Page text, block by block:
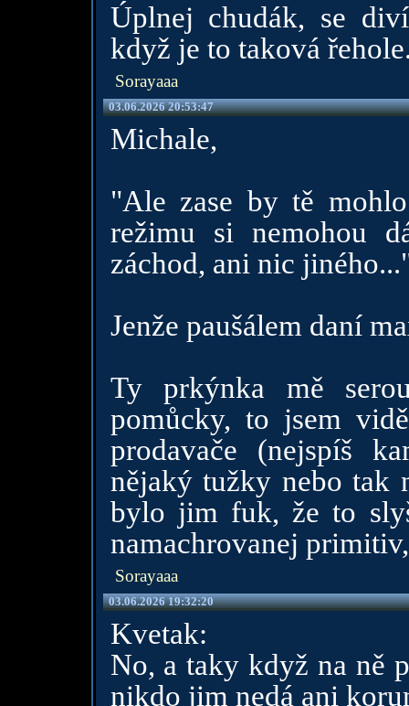
Úplnej chudák, se
když je to taková
Sorayaaa
03.06.2026 20:53:47
Michale,
"Ale zase by tě
režimu si nemohou
záchod, ani nic
Jenže paušálem daní
Ty prkýnka mě
pomůcky, to jsem
prodavače (nejspíš
nějaký tužky nebo tak
bylo jim fuk, že to
namachrovanej
Sorayaaa
03.06.2026 19:32:20
Kvetak:
No, a taky když na ně
nikdo jim nedá ani